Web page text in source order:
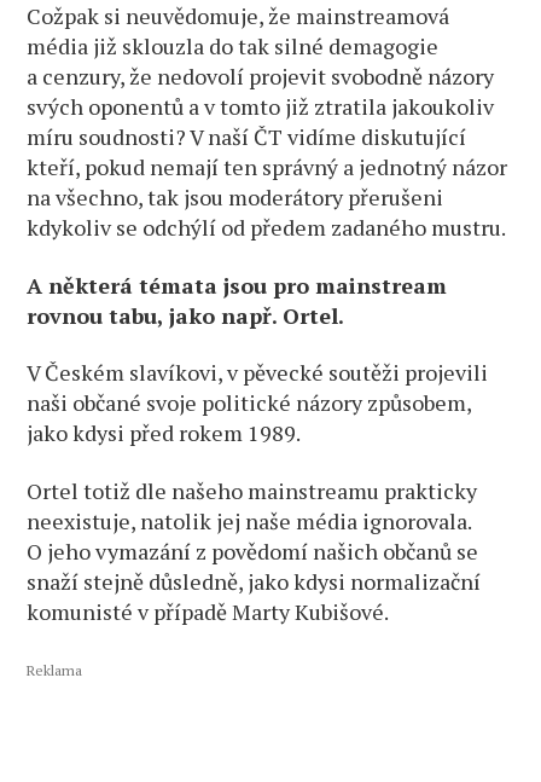
Cožpak si neuvědomuje, že mainstreamová
média již sklouzla do tak silné demagogie
a cenzury, že nedovolí projevit svobodně názory
svých oponentů a v tomto již ztratila jakoukoliv
míru soudnosti? V naší ČT vidíme diskutující
kteří, pokud nemají ten správný a jednotný názor
na všechno, tak jsou moderátory přerušeni
kdykoliv se odchýlí od předem zadaného mustru.
A některá témata jsou pro mainstream
rovnou tabu, jako např. Ortel.
V Českém slavíkovi, v pěvecké soutěži projevili
naši občané svoje politické názory způsobem,
jako kdysi před rokem 1989.
Ortel totiž dle našeho mainstreamu prakticky
neexistuje, natolik jej naše média ignorovala.
O jeho vymazání z povědomí našich občanů se
snaží stejně důsledně, jako kdysi normalizační
komunisté v případě Marty Kubišové.
Reklama